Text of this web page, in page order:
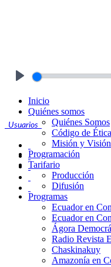
Usuarios
Inicio
Quiénes somos
Quiénes Somos
Código de
Misión y Visión
Programación
Tarifario
Producción
Difusión
Programas
Ecuador en
Ecuador en
Ágora
Radio Revista
Chaskinakuy
Amazonía en